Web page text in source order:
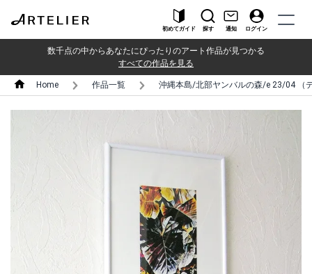
初めてガイド 探す 通知 ログイン
数千点の中からあなたにぴったりのアート作品が見つかる
すべての作品を見る
Home 作品一覧 沖縄本島/北部ヤンバルの森/e 23/04 （